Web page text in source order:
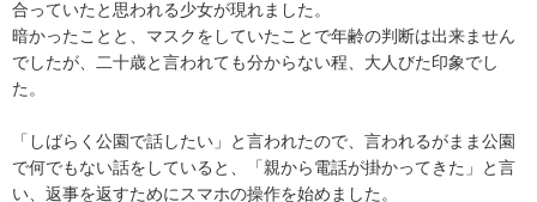
合っていたと思われる少女が現れました。
暗かったことと、マスクをしていたことで年齢の判断は出来ません
でしたが、二十歳と言われても分からない程、大人びた印象でし
た。
「しばらく公園で話したい」と言われたので、言われるがまま公園
で何でもない話をしていると、「親から電話が掛かってきた」と言
い、返事を返すためにスマホの操作を始めました。